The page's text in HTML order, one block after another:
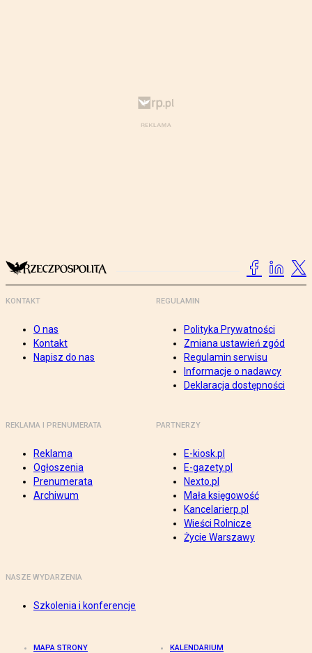
KONTAKT
O nas
Kontakt
Napisz do nas
REGULAMIN
Polityka Prywatności
Zmiana ustawień zgód
Regulamin serwisu
Informacje o nadawcy
Deklaracja dostępności
REKLAMA I PRENUMERATA
Reklama
Ogłoszenia
Prenumerata
Archiwum
PARTNERZY
E-kiosk.pl
E-gazety.pl
Nexto.pl
Mała księgowość
Kancelarierp.pl
Wieści Rolnicze
Życie Warszawy
NASZE WYDARZENIA
Szkolenia i konferencje
MAPA STRONY KALENDARIUM